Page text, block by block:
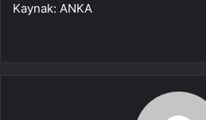
Kaynak: ANKA